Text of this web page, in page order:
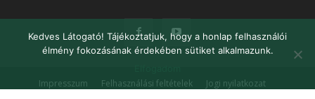
Impresszum Felhasználási feltételek
Jogi nyilatkozat
Kedves Látogató! Tájékoztatjuk, hogy a honlap felhasználói
élmény fokozásának érdekében sütiket alkalmazunk.